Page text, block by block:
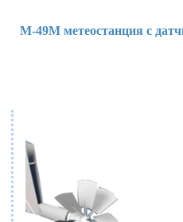
М-49М метеостанция с